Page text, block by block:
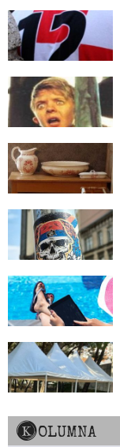
KOLUMNA